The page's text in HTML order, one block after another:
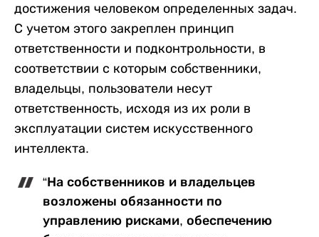
достижения человеком определенных задач.
С учетом этого закреплен принцип
ответственности и подконтрольности, в
соответствии с которым собственники,
владельцы, пользователи несут
ответственность, исходя из их роли в
эксплуатации систем искусственного
интеллекта.
“На собственников и владельцев
возложены обязанности по
управлению рисками, обеспечению